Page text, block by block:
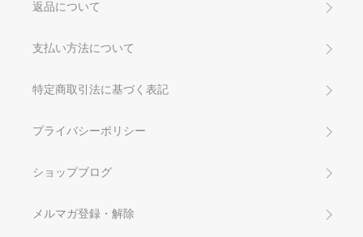
返品について
支払い方法について
特定商取引法に基づく表記
プライバシーポリシー
ショップブログ
メルマガ登録・解除